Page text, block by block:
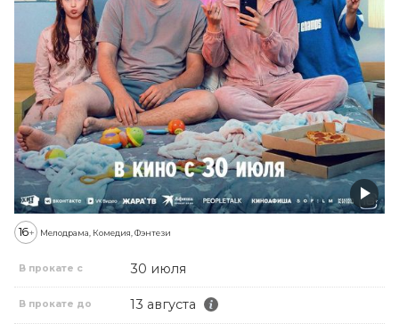
16+ Мелодрама, Комедия, Фэнтези
В прокате с 30 июля
В прокате до 13 августа